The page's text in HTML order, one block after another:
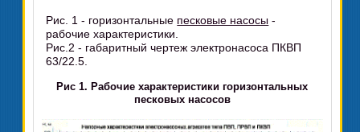
Рис. 1 - горизонтальные песковые насосы -
рабочие характеристики.
Рис.2 - габаритный чертеж электронасоса ПКВП
63/22.5.
Рис 1. Рабочие характеристики горизонтальных
песковых насосов